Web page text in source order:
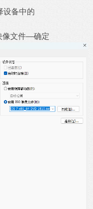
设备中的
文件—确定